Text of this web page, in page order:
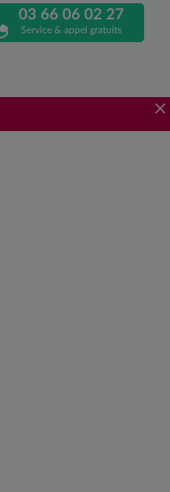
03 66 06 02 27
Service & appel gratuits
de 3 euros 92.